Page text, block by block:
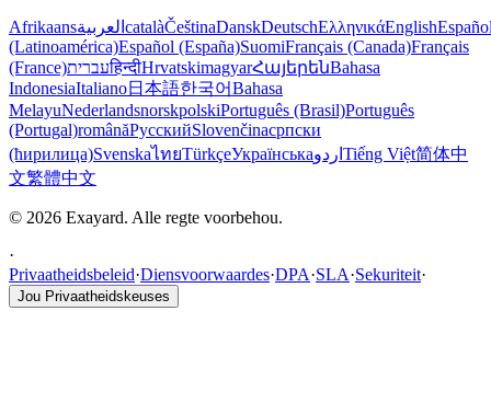
Afrikaansالعربية catalàČeštinaDanskDeutschΕλληνικάEnglish
(Latinoamérica)Español (España)SuomiFrançais (Canada)Français
(France)עבריתहिन्दीHrvatskimagyarՀայերենBahasa
IndonesiaItaliano日本語한국어Bahasa
MelayuNederlandsnorskpolskiPortuguês (Brasil)Português
(Portugal)românăРусскийSlovenčinaсрпски
(ћирилица)SvenskaไทยTürkçeУкраїнськаاردو Tiếng Việt简体中
文繁體中文
© 2026 Exayard. Alle regte voorbehou.
·
Privaatheidsbeleid·Diensvoorwaardes·DPA·SLA·Sekuriteit·
Jou Privaatheidskeuses